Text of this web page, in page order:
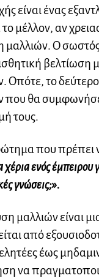
είναι ένας
μέλλον, αν
Ο σωστός
βελτίωση
Οπότε, το δεύτερο
που θα
τους.
που πρέπει
ενός έμπειρου
γνώσεις;».
μαλλιών είναι
από
έως
να